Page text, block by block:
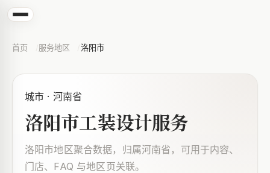
首页 服务地区 洛阳市
城市 · 河南省
洛阳市工装设计服务
洛阳市地区聚合数据，归属河南省，可用于内容、
门店、FAQ 与地区页关联。